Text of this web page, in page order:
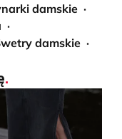
damskie
damskie
.